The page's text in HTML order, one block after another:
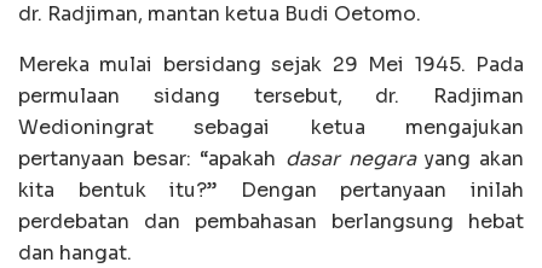
dr. Radjiman, mantan ketua Budi Oetomo.
Mereka mulai bersidang sejak 29 Mei 1945. Pada
permulaan sidang tersebut, dr. Radjiman
Wedioningrat sebagai ketua mengajukan
pertanyaan besar: “apakah dasar negarayang akan
kita bentuk itu?” Dengan pertanyaan inilah
perdebatan dan pembahasan berlangsung hebat
dan hangat.